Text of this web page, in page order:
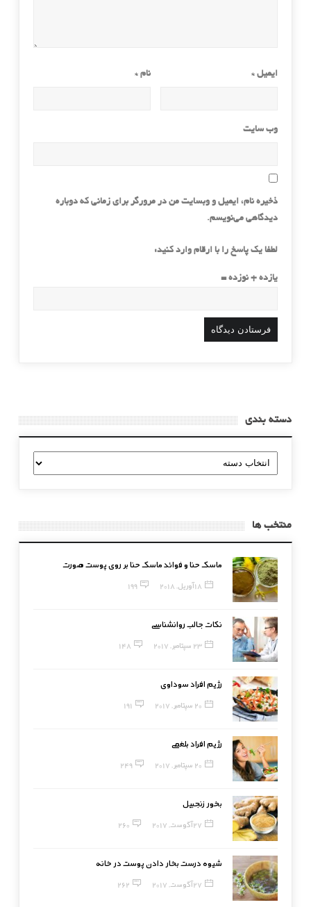
نام* ایمیل *
وب‌ سایت
ذخیره نام، ایمیل و وبسایت من در مرورگر برای زمانی که دوباره
دیدگاهی می‌نویسم.
لطفا یک پاسخ را با ارقام وارد کنید:
یازده + نوزده =
دسته بندی
دسته
بندی
منتخب ها
ماسک حنا و فوائد ماسک حنا بر روی پوست صورت
18 آوریل, 2018 199
نکات جالب روانشناسی
23 سپتامبر, 2017 148
رژیم افراد سوداوی
20 سپتامبر, 2017 191
رژیم افراد بلغمی
20 سپتامبر, 2017 249
بخور زنجبیل
27 آگوست, 2017 260
شیوه درست بخار دادن پوست در خانه
27 آگوست, 2017 262